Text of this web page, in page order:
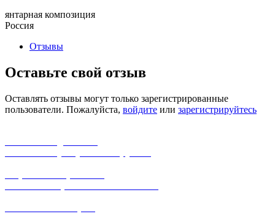
янтарная композиция
Россия
Отзывы
Оставьте свой отзыв
Оставлять отзывы могут только зарегистрированные
пользователи. Пожалуйста, войдите или зарегистрируйтесь